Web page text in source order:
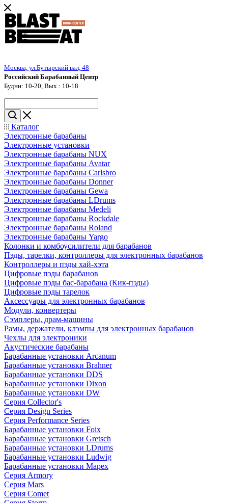
Москва, ул.Бутырский вал, 48
Российский Барабанный Центр
Будни: 10-20, Вых.: 10-18
Каталог
Электронные барабаны
Электронные установки
Электронные барабаны NUX
Электронные барабаны Avatar
Электронные барабаны Carlsbro
Электронные барабаны Donner
Электронные барабаны Gewa
Электронные барабаны LDrums
Электронные барабаны Medeli
Электронные барабаны Rockdale
Электронные барабаны Roland
Электронные барабаны Yargo
Колонки и комбоусилители для барабанов
Пэды, тарелки, контроллеры для электронных барабанов
Контроллеры и пэды хай-хэта
Цифровые пэды барабанов
Цифровые пэды бас-барабана (Кик-пэды)
Цифровые пэды тарелок
Аксессуары для электронных барабанов
Модули, конвертеры
Сэмплеры, драм-машины
Рамы, держатели, клэмпы для электронных барабанов
Чехлы для электроники
Акустические барабаны
Барабанные установки Arcanum
Барабанные установки Brahner
Барабанные установки DDS
Барабанные установки Dixon
Барабанные установки DW
Серия Collector's
Серия Design Series
Серия Performance Series
Барабанные установки Foix
Барабанные установки Gretsch
Барабанные установки LDrums
Барабанные установки Ludwig
Барабанные установки Mapex
Серия Armory
Серия Mars
Серия Comet